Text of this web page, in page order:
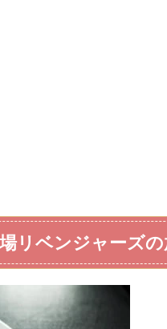
リベンジャーズの